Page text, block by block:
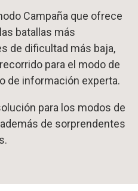
Campaña que ofrece
batallas más
de dificultad más baja,
para el modo de
de información experta.
para los modos de
de sorprendentes